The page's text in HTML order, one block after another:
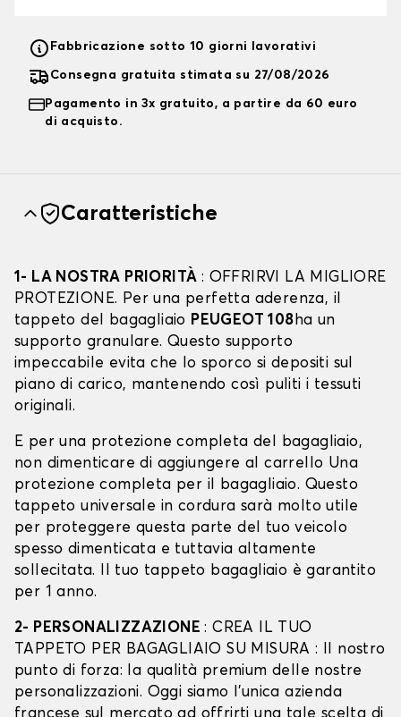
Fabbricazione sotto 10 giorni lavorativi
Consegna gratuita stimata su 27/08/2026
Pagamento in 3x gratuito, a partire da 60 euro
di acquisto.
Caratteristiche
1- LA NOSTRA PRIORITÀ : OFFRIRVI LA MIGLIORE
PROTEZIONE. Per una perfetta aderenza, il
tappeto del bagagliaio PEUGEOT 108ha un
supporto granulare. Questo supporto
impeccabile evita che lo sporco si depositi sul
piano di carico, mantenendo così puliti i tessuti
originali.
E per una protezione completa del bagagliaio,
non dimenticare di aggiungere al carrello Una
protezione completa per il bagagliaio. Questo
tappeto universale in cordura sarà molto utile
per proteggere questa parte del tuo veicolo
spesso dimenticata e tuttavia altamente
sollecitata. Il tuo tappeto bagagliaio è garantito
per 1 anno.
2- PERSONALIZZAZIONE: CREA IL TUO
TAPPETO PER BAGAGLIAIO SU MISURA : Il nostro
punto di forza: la qualità premium delle nostre
personalizzazioni. Oggi siamo l’unica azienda